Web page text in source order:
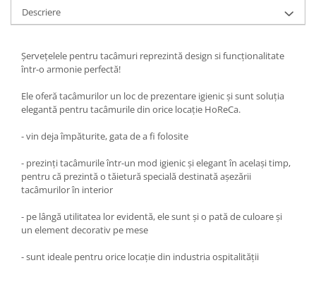
Descriere
Șervețelele pentru tacâmuri reprezintă design si funcționalitate
într-o armonie perfectă!
Ele oferă tacâmurilor un loc de prezentare igienic și sunt soluția
elegantă pentru tacâmurile din orice locație HoReCa.
- vin deja împăturite, gata de a fi folosite
- prezinți tacâmurile într-un mod igienic și elegant în același timp,
pentru că prezintă o tăietură specială destinată așezării
tacâmurilor în interior
- pe lângă utilitatea lor evidentă, ele sunt și o pată de culoare și
un element decorativ pe mese
- sunt ideale pentru orice locație din industria ospitalității